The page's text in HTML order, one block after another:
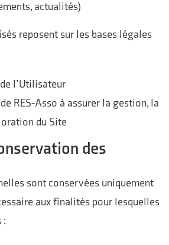
actualités)
reposent sur les bases légales
l’Utilisateur
RES-Asso à assurer la gestion, la
du Site
des
sont conservées uniquement
aux finalités pour lesquelles
: